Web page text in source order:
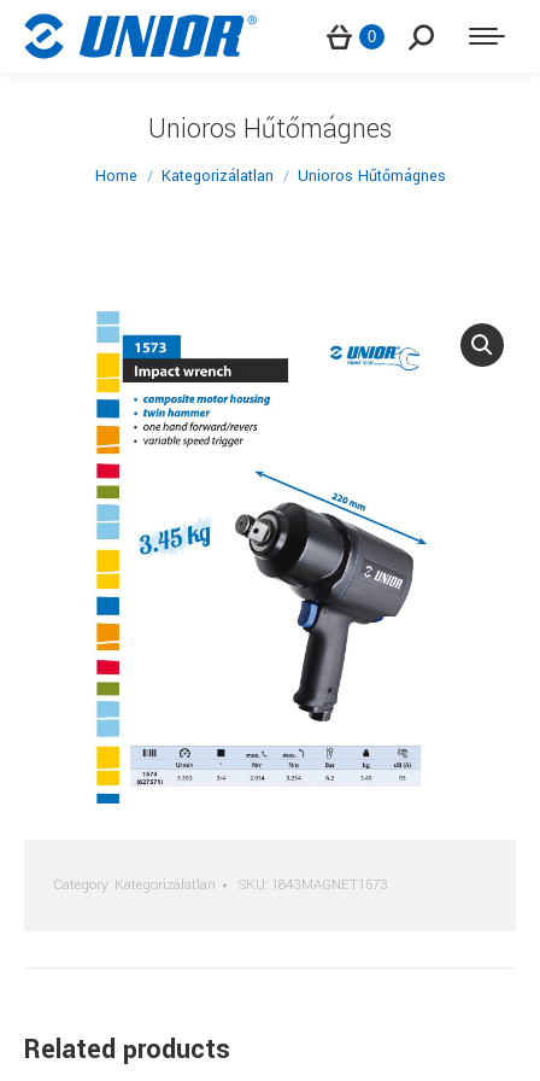
0 Search:
Unioros Hűtőmágnes
You are here:
Home Kategorizálatlan Unioros Hűtőmágnes
Category: Kategorizálatlan SKU: 1843MAGNET1573
Related products